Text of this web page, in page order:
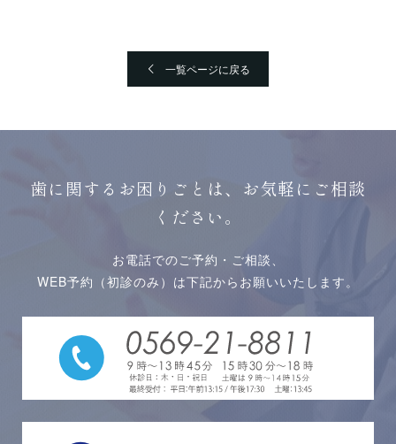
一覧ページに戻る
歯に関するお困りごとは、お気軽にご相談
ください。
お電話でのご予約・ご相談、
WEB予約（初診のみ）は下記からお願いいたします。